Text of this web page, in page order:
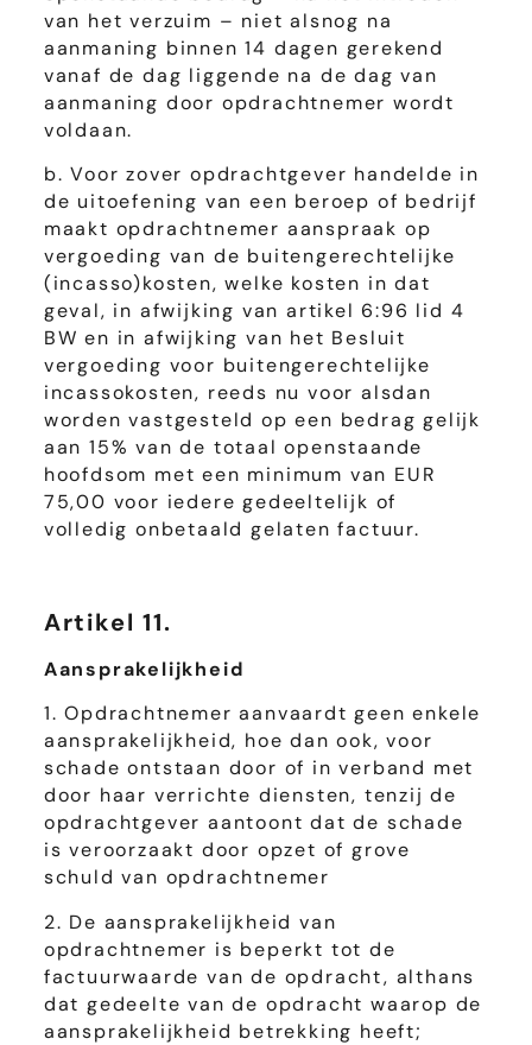
van het verzuim – niet alsnog na
aanmaning binnen 14 dagen gerekend
vanaf de dag liggende na de dag van
aanmaning door opdrachtnemer wordt
voldaan.
b. Voor zover opdrachtgever handelde in
de uitoefening van een beroep of bedrijf
maakt opdrachtnemer aanspraak op
vergoeding van de buitengerechtelijke
(incasso)kosten, welke kosten in dat
geval, in afwijking van artikel 6:96 lid 4
BW en in afwijking van het Besluit
vergoeding voor buitengerechtelijke
incassokosten, reeds nu voor alsdan
worden vastgesteld op een bedrag gelijk
aan 15% van de totaal openstaande
hoofdsom met een minimum van EUR
75,00 voor iedere gedeeltelijk of
volledig onbetaald gelaten factuur.
Artikel 11.
Aansprakelijkheid
1. Opdrachtnemer aanvaardt geen enkele
aansprakelijkheid, hoe dan ook, voor
schade ontstaan door of in verband met
door haar verrichte diensten, tenzij de
opdrachtgever aantoont dat de schade
is veroorzaakt door opzet of grove
schuld van opdrachtnemer
2. De aansprakelijkheid van
opdrachtnemer is beperkt tot de
factuurwaarde van de opdracht, althans
dat gedeelte van de opdracht waarop de
aansprakelijkheid betrekking heeft;